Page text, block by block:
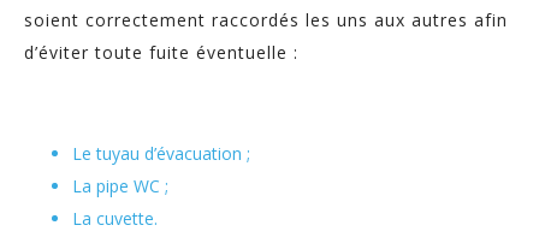
soient correctement raccordés les uns aux autres afin
d’éviter toute fuite éventuelle :
Le tuyau d’évacuation ;
La pipe WC ;
La cuvette.